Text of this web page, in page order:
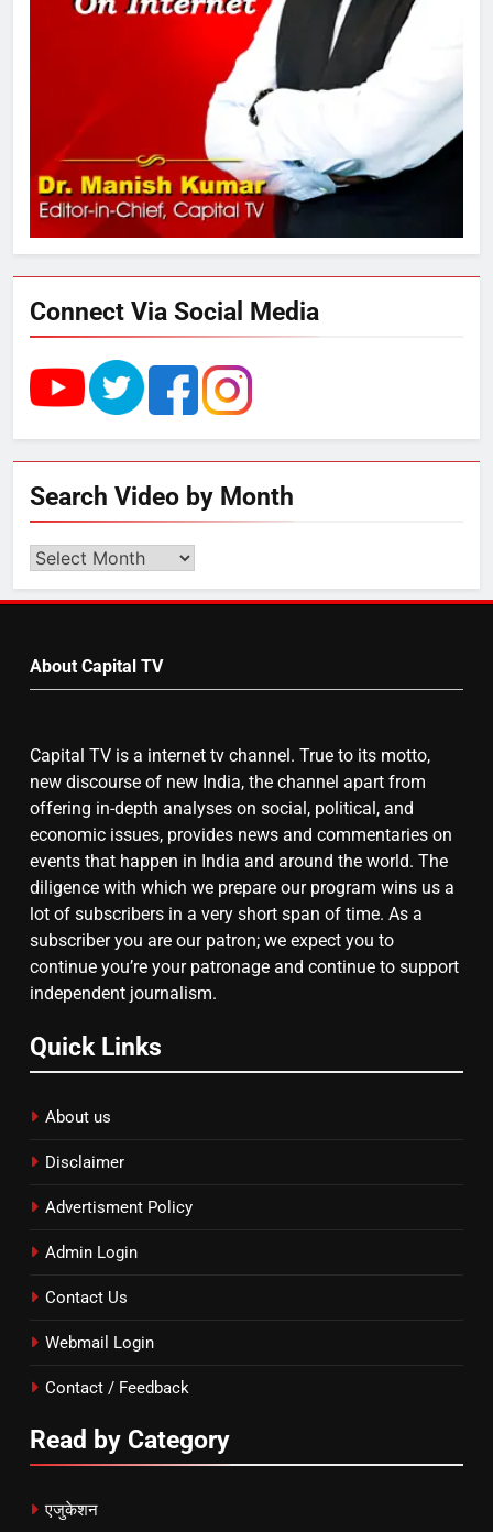
अनिश्चितकालीन धरना शुरू
289 एकड़ भूमि पर विकसित होगा कार्बन-
फ्री डेटा सेंटर, हजारों उच्च-कुशल
रोजगार सृजन की संभावना
4
UP में ग्रामीण बिजली आपूर्ति से कृषि,
डेयरी, कुटीर उद्योग और स्वरोजगार को
मिला बढ़ावा
राम की नगरी अयोध्या में आने वाले भक्तों
का स्वागत करेगा लक्ष्मण द्वार
उत्तर प्रदेश में गांवों में बढ़ेंगी सुविधाएं: 67%
बढ़ा पंचायतों का बजट
8
चुनाव से पहले लालू परिवार पर बड़ा झटका,
दिल्ली कोर्ट ने IRCTC घोटाले में आरोप
तय किए
Connect Via Social Media
Search Video by Month
Search
by
About Capital TV
Capital TV is a internet tv channel. True to its motto,
new discourse of new India, the channel apart from
offering in-depth analyses on social, political, and
economic issues, provides news and commentaries on
events that happen in India and around the world. The
diligence with which we prepare our program wins us a
lot of subscribers in a very short span of time. As a
subscriber you are our patron; we expect you to
continue you’re your patronage and continue to support
independent journalism.
Quick Links
About us
Disclaimer
Advertisment Policy
Admin Login
Contact Us
Webmail Login
Contact / Feedback
Read by Category
एजुकेशन